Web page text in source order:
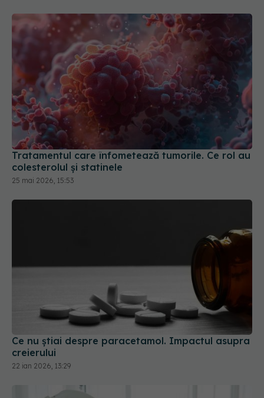
Tratamentul care înfometează tumorile. Ce rol au
colesterolul și statinele
25 mai 2026, 15:53
Ce nu știai despre paracetamol. Impactul asupra
creierului
22 ian 2026, 13:29